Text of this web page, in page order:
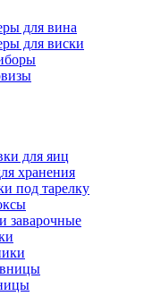
для вина
для виски
для яиц
хранения
под тарелку
заварочные